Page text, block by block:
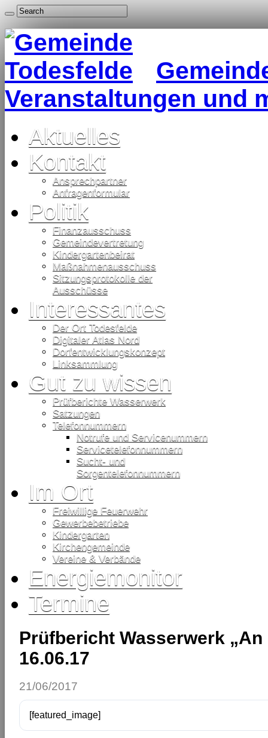
Veranstaltungen und
Aktuelles
Kontakt
Ansprechpartner
Anfragenformular
Politik
Finanzausschuss
Gemeindevertretung
Kindergartenbeirat
Maßnahmenausschuss
Sitzungsprotokolle der
Ausschüsse
Interessantes
Der Ort Todesfelde
Digitaler Atlas Nord
Dorfentwicklungskonzept
Linksammlung
Gut zu wissen
Prüfberichte Wasserwerk
Satzungen
Telefonnummern
Notrufe und Servicenummern
Servicetelefonnummern
Sucht- und
Sorgentelefonnummern
Im Ort
Freiwillige Feuerwehr
Gewerbebetriebe
Kindergarten
Kirchengemeinde
Vereine & Verbände
Energiemonitor
Termine
Prüfbericht Wasserwerk
16.06.17
21/06/2017
[featured_image]